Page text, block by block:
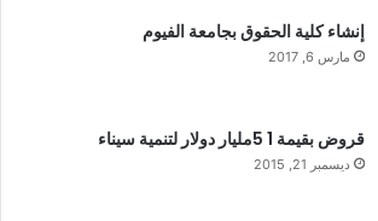
إنشاء كلية الحقوق بجامعة الفيوم
مارس 6, 2017
قروض بقيمة 1 5مليار دولار لتنمية سيناء
ديسمبر 21, 2015